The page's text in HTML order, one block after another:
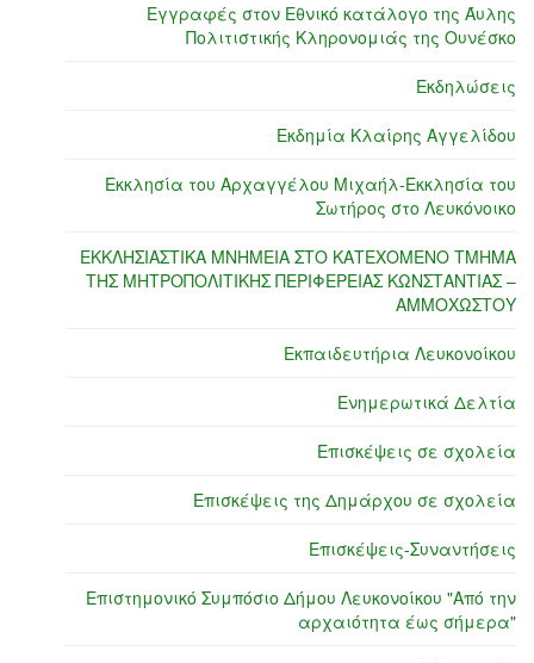
Εγγραφές στον Εθνικό κατάλογο της Άυλης
Πολιτιστικής Κληρονομιάς της Ουνέσκο
Εκδηλώσεις
Εκδημία Κλαίρης Αγγελίδου
Εκκλησία του Αρχαγγέλου Μιχαήλ-Εκκλησία του
Σωτήρος στο Λευκόνοικο
ΕΚΚΛΗΣΙΑΣΤΙΚΑ ΜΝΗΜΕΙΑ ΣΤΟ ΚΑΤΕΧΟΜΕΝΟ ΤΜΗΜΑ
ΤΗΣ ΜΗΤΡΟΠΟΛΙΤΙΚΗΣ ΠΕΡΙΦΕΡΕΙΑΣ ΚΩΝΣΤΑΝΤΙΑΣ –
ΑΜΜΟΧΩΣΤΟΥ
Εκπαιδευτήρια Λευκονοίκου
Ενημερωτικά Δελτία
Επισκέψεις σε σχολεία
Επισκέψεις της Δημάρχου σε σχολεία
Επισκέψεις-Συναντήσεις
Επιστημονικό Συμπόσιο Δήμου Λευκονοίκου "Από την
αρχαιότητα έως σήμερα"